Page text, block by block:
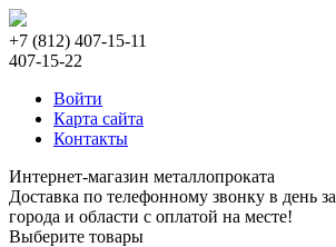
+7 (812) 407-15-11
407-15-22
Войти
Карта сайта
Контакты
Интернет-магазин металлопроката
Доставка по телефонному звонку в день
города и области с оплатой на месте!
Выберите товары